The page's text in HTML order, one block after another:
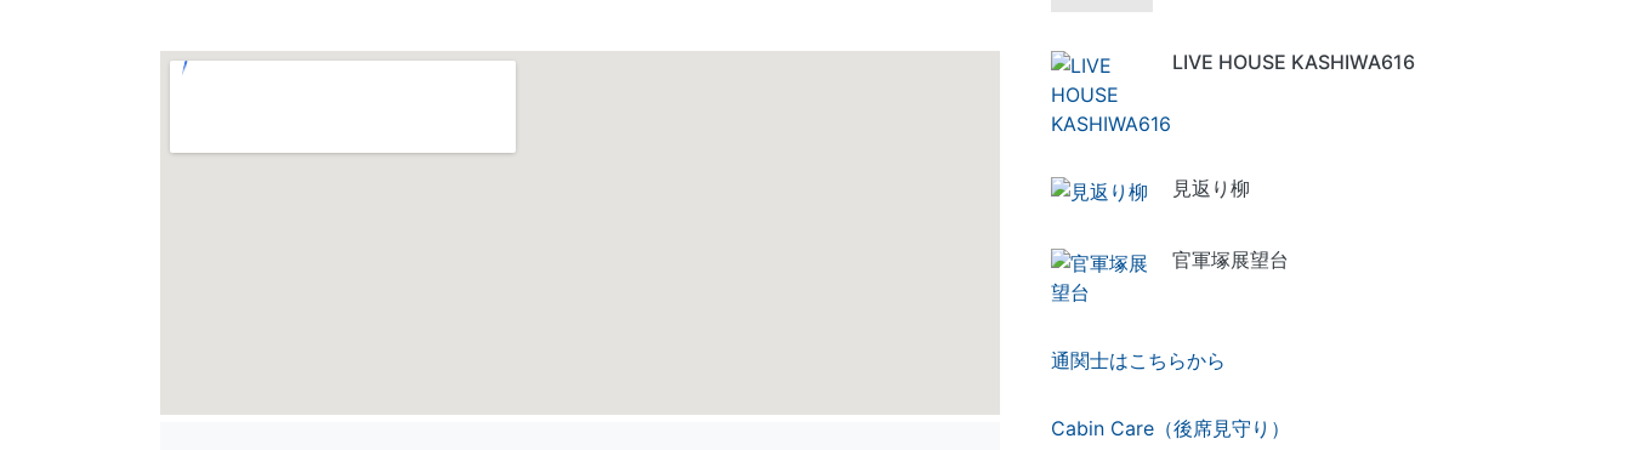
LIVE HOUSE KASHIWA616
見返り柳
官軍塚展望台
通関士はこちらから
Cabin Care（後席見守り）